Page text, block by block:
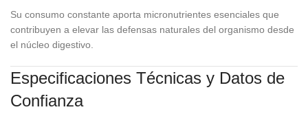
Su consumo constante aporta micronutrientes esenciales que
contribuyen a elevar las defensas naturales del organismo desde
el núcleo digestivo.
Especificaciones Técnicas y Datos de
Confianza